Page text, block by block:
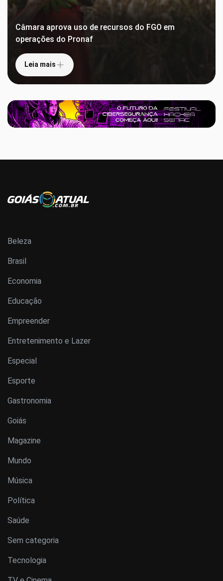
Câmara aprova uso de recursos do FGO em
operações do Pronaf
Leia mais
Beleza
Brasil
Economia
Educação
Empreender
Entretenimento e Lazer
Especial
Esporte
Gastronomia
Goiás
Magazine
Mundo
Música
Política
Saúde
Sem categoria
Tecnologia